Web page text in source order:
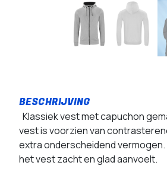
Klassiek vest met capuchon
vest is voorzien van
extra onderscheidend
het vest zacht en glad aanvoelt.